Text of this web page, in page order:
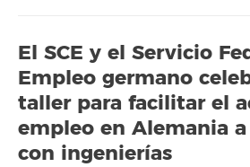
El SCE y el Servicio
Empleo germano
taller para facilitar el
empleo en Alemania
con ingenierías